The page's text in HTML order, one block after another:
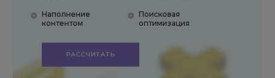
Наполнение
контентом
Поисковая
оптимизация
РАССЧИТАТЬ